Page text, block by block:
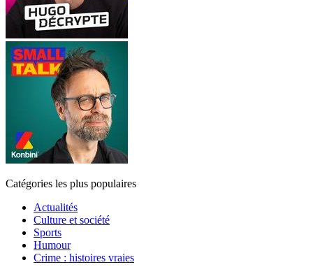
Catégories les plus populaires
Actualités
Culture et société
Sports
Humour
Crime : histoires vraies